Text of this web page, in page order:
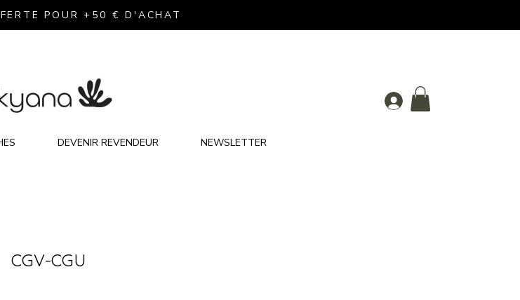
POUR +50 € D'ACHAT
DEVENIR REVENDEUR NEWSLETTER
CGV-CGU